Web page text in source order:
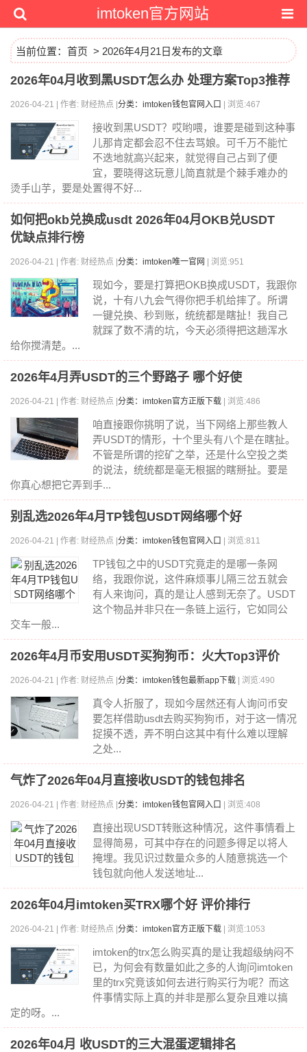
imtoken官方网站
当前位置： 首页 > 2026年4月21日发布的文章
2026年04月收到黑USDT怎么办 处理方案Top3推荐
2026-04-21 | 作者: 财经热点 | 分类：imtoken钱包官网入口 | 浏览:467
接收到黑USDT？哎哟喂，谁要是碰到这种事
儿那肯定都会忍不住去骂娘。可千万不能忙
不迭地就高兴起来，就觉得自己占到了便
宜，要晓得这玩意儿简直就是个棘手难办的
烫手山芋，要是处置得不好...
如何把okb兑换成usdt 2026年04月OKB兑USDT
优缺点排行榜
2026-04-21 | 作者: 财经热点 | 分类：imtoken唯一官网 | 浏览:951
现如今，要是打算把OKB换成USDT，我跟你
说，十有八九会气得你把手机给摔了。所谓
一键兑换、秒到账，统统都是瞎扯！我自己
就踩了数不清的坑，今天必须得把这趟浑水
给你搅清楚。...
2026年4月弄USDT的三个野路子 哪个好使
2026-04-21 | 作者: 财经热点 | 分类：imtoken官方正版下载 | 浏览:486
咱直接跟你挑明了说，当下网络上那些教人
弄USDT的情形，十个里头有八个是在瞎扯。
不管是所谓的挖矿之举，还是什么空投之类
的说法，统统都是毫无根据的瞎掰扯。要是
你真心想把它弄到手...
别乱选2026年4月TP钱包USDT网络哪个好
2026-04-21 | 作者: 财经热点 | 分类：imtoken钱包官网入口 | 浏览:811
TP钱包之中的USDT究竟走的是哪一条网
络，我跟你说，这件麻烦事儿隔三岔五就会
有人来询问，真的是让人感到无奈了。USDT
这个物品并非只在一条链上运行，它如同公
交车一般...
2026年4月币安用USDT买狗狗币：火大Top3评价
2026-04-21 | 作者: 财经热点 | 分类：imtoken钱包最新app下载 | 浏览:490
真令人折服了，现如今居然还有人询问币安
要怎样借助usdt去购买狗狗币，对于这一情况
捉摸不透，弄不明白这其中有什么难以理解
之处...
气炸了2026年04月直接收USDT的钱包排名
2026-04-21 | 作者: 财经热点 | 分类：imtoken钱包官网入口 | 浏览:408
直接出现USDT转账这种情况，这件事情看上
显得简易，可其中存在的问题多得足以将人
掩埋。我见识过数量众多的人随意挑选一个
钱包就向他人发送地址...
2026年04月imtoken买TRX哪个好 评价排行
2026-04-21 | 作者: 财经热点 | 分类：imtoken官方正版下载 | 浏览:1053
imtoken的trx怎么购买真的是让我超级纳闷不
已，为何会有数量如此之多的人询问imtoken
里的trx究竟该如何去进行购买行为呢？而这
件事情实际上真的并非是那么复杂且难以搞
定的呀。...
2026年04月 收USDT的三大混蛋逻辑排名